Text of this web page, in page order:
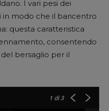
I vari pesi dei
modo che il baricentro
questa caratteristica
consentendo
bersaglio per il
1 di 3